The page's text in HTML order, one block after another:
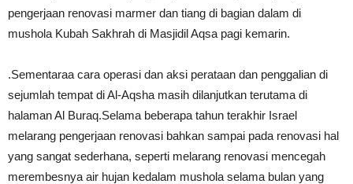
pengerjaan renovasi marmer dan tiang di bagian dalam di
mushola Kubah Sakhrah di Masjidil Aqsa pagi kemarin.
.Sementaraa cara operasi dan aksi perataan dan penggalian di
sejumlah tempat di Al-Aqsha masih dilanjutkan terutama di
halaman Al Buraq.Selama beberapa tahun terakhir Israel
melarang pengerjaan renovasi bahkan sampai pada renovasi hal
yang sangat sederhana, seperti melarang renovasi mencegah
merembesnya air hujan kedalam mushola selama bulan yang